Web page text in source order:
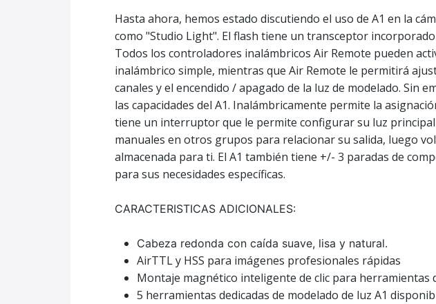
Hasta ahora, hemos estado discutiendo el uso de A1 en la
como "Studio Light". El flash tiene un transceptor
Todos los controladores inalámbricos Air Remote pueden
inalámbrico simple, mientras que Air Remote le permitirá
canales y el encendido / apagado de la luz de modelado. Sin
las capacidades del A1. Inalámbricamente permite la
tiene un interruptor que le permite configurar su luz
manuales en otros grupos para relacionar su salida, luego
almacenada para ti. El A1 también tiene +/- 3 paradas de
para sus necesidades específicas.
CARACTERISTICAS ADICIONALES:
Cabeza redonda con caída suave, lisa y natural.
AirTTL y HSS para imágenes profesionales rápidas
Montaje magnético inteligente de clic para herramientas
5 herramientas dedicadas de modelado de luz A1